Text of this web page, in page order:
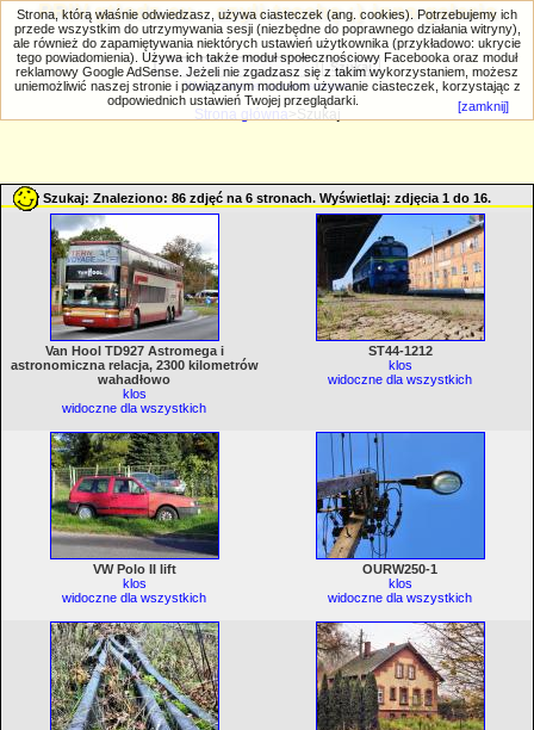
PRIV.gtlodz.eu - czyli trochę ;) inna galeria
Wyszukiwanie zaawansowane
Strona główna >Szukaj
Szukaj: Znaleziono: 86 zdjęć na 6 stronach. Wyświetlaj: zdjęcia 1 do 16.
Van Hool TD927 Astromega i
astronomiczna relacja, 2300 kilometrów
wahadłowo
klos
widoczne dla wszystkich
ST44-1212
klos
widoczne dla wszystkich
VW Polo II lift
klos
widoczne dla wszystkich
OURW250-1
klos
widoczne dla wszystkich
Strona, którą właśnie odwiedzasz, używa ciasteczek (ang. cookies). Potrzebujemy ich
przede wszystkim do utrzymywania sesji (niezbędne do poprawnego działania witryny),
ale również do zapamiętywania niektórych ustawień użytkownika (przykładowo: ukrycie
tego powiadomienia). Używa ich także moduł społecznościowy Facebooka oraz moduł
reklamowy Google AdSense. Jeżeli nie zgadzasz się z takim wykorzystaniem, możesz
uniemożliwić naszej stronie i powiązanym modułom używanie ciasteczek, korzystając z
odpowiednich ustawień Twojej przeglądarki.
[zamknij]